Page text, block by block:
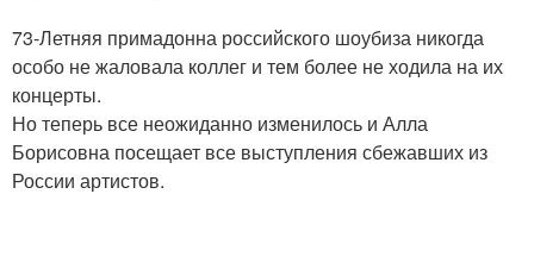
73-Летняя примадонна российского шоубиза никогда
особо не жаловала коллег и тем более не ходила на их
концерты.
Но теперь все неожиданно изменилось и Алла
Борисовна посещает все выступления сбежавших из
России артистов.